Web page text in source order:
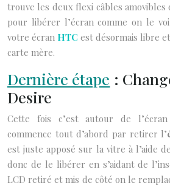
trouve les deux flexi câbles amovibles
pour libérer l’écran comme on le
votre écran HTC est désormais libre
carte mère.
Dernière étape :
Desire
Cette fois c’est autour de
commence tout d’abord par retirer l’
est juste apposé sur la vitre à l’aide
donc de le libérer en s’aidant de
LCD retiré et mis de côté on le